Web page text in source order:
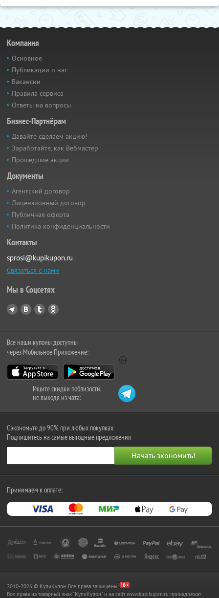
Компания
Основное
Публикации о нас
Вакансии
Правила сервиса
Ответы на вопросы
Бизнес-Партнёрам
Давайте сделаем акцию!
Заработайте, как Вебмастер
Прошедшие акции
Документы
Агентский договор
Лицензионный договор
Публичная оферта
Политика конфиденциальности
Контакты
sprosi@kupikupon.ru
Связаться с нами
Мы в Соцсетях
Все наши купоны доступны
через Мобильное Приложение:
Ищите скидки поблизости,
не выходя из чата:
Сэкономьте до 90% при любых покупках
Подпишитесь на самые выгодные предложения
Принимаем к оплате:
2010-2026 © КупиКупон. Все права защищены.
Все права на товарный знак "КупиКупон" и на сайт www.kupikupon.ru принадлежат